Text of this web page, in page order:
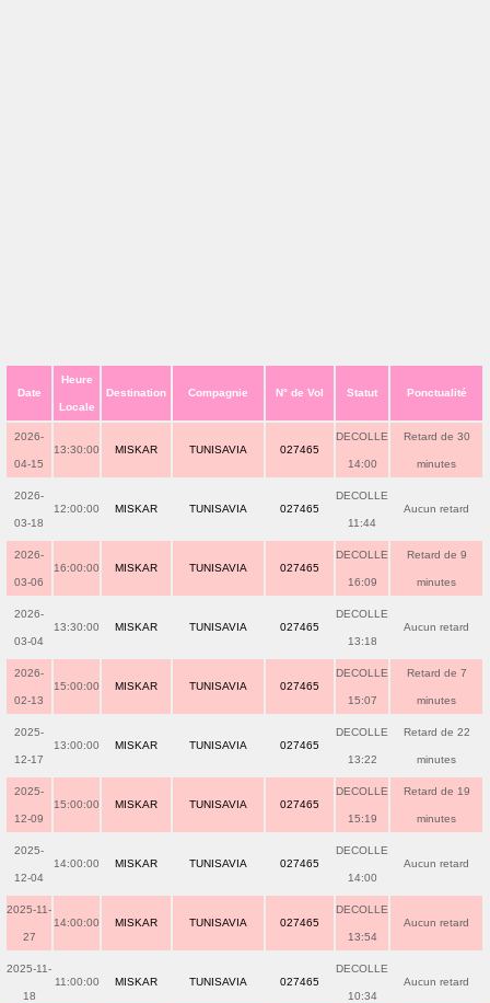
Date
Heure
Locale
Destination Compagnie N° de Vol Statut Ponctualité
2026-
04-15
13:30:00 MISKAR TUNISAVIA 027465
DECOLLE
14:00
Retard de 30
minutes
2026-
03-18
12:00:00 MISKAR TUNISAVIA 027465
DECOLLE
11:44
Aucun retard
2026-
03-06
16:00:00 MISKAR TUNISAVIA 027465
DECOLLE
16:09
Retard de 9
minutes
2026-
03-04
13:30:00 MISKAR TUNISAVIA 027465
DECOLLE
13:18
Aucun retard
2026-
02-13
15:00:00 MISKAR TUNISAVIA 027465
DECOLLE
15:07
Retard de 7
minutes
2025-
12-17
13:00:00 MISKAR TUNISAVIA 027465
DECOLLE
13:22
Retard de 22
minutes
2025-
12-09
15:00:00 MISKAR TUNISAVIA 027465
DECOLLE
15:19
Retard de 19
minutes
2025-
12-04
14:00:00 MISKAR TUNISAVIA 027465
DECOLLE
14:00
Aucun retard
2025-11-
27
14:00:00 MISKAR TUNISAVIA 027465
DECOLLE
13:54
Aucun retard
2025-11-
18
11:00:00 MISKAR TUNISAVIA 027465
DECOLLE
10:34
Aucun retard